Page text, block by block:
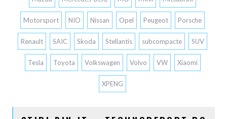
Motorsport NIO Nissan Opel Peugeot Porsche
Renault SAIC Skoda Stellantis subcompacte SUV
Tesla Toyota Volkswagen Volvo VW Xiaomi
XPENG